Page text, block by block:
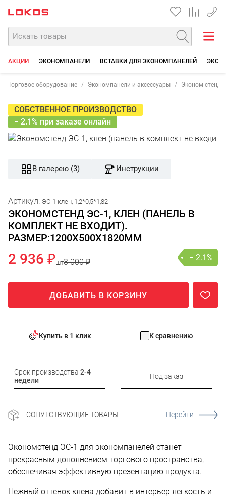
+7
АКЦИИ ЭКОНОМПАНЕЛИ ВСТАВКИ ДЛЯ ЭКОНОМПАНЕЛЕЙ
Торговое оборудование Экономпанели и аксессуары Эконом
СОБСТВЕННОЕ ПРОИЗВОДСТВО
− 2.1% при заказе онлайн
В галерею (3) Инструкции
Артикул: ЭС-1 клен, 1,2*0,5*1,82
ЭКОНОМСТЕНД ЭС-1, КЛЕН (ПАНЕЛЬ В
КОМПЛЕКТ НЕ ВХОДИТ).
РАЗМЕР:1200Х500Х1820ММ
2 936 ₽шт3 000 ₽ − 2.1%
ДОБАВИТЬ В КОРЗИНУ
Купить в 1 клик К сравнению
Срок производства 2-4
недели
Под заказ
СОПУТСТВУЮЩИЕ ТОВАРЫ Перейти
Экономстенд ЭС-1 для экономпанелей станет
прекрасным дополнением торгового пространства,
обеспечивая эффективную презентацию продукта.
Нежный оттенок клена добавит в интерьер легкость и